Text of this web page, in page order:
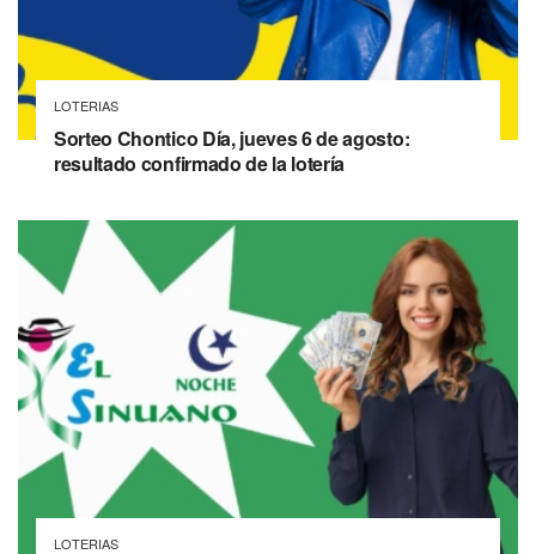
LOTERIAS
Sorteo Chontico Día, jueves 6 de agosto:
resultado confirmado de la lotería
LOTERIAS